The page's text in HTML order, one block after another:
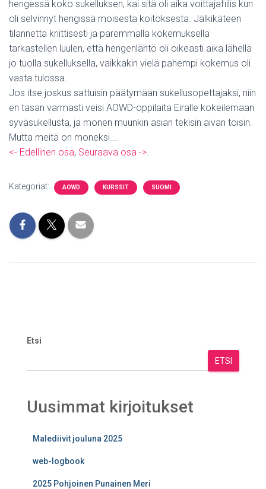
hengessä koko sukelluksen, kai sitä oli aika voittajafiilis kun
oli selvinnyt hengissä moisesta koitoksesta. Jälkikäteen
tilannetta kriittisesti ja paremmalla kokemuksella
tarkastellen luulen, että hengenlähtö oli oikeasti aika lähellä
jo tuolla sukelluksella, vaikkakin vielä pahempi kokemus oli
vasta tulossa.
Jos itse joskus sattuisin päätymään sukellusopettajaksi, niin
en tasan varmasti veisi AOWD-oppilaita Eiralle kokeilemaan
syväsukellusta, ja monen muunkin asian tekisin aivan toisin.
Mutta meitä on moneksi….
<- Edellinen osa, Seuraava osa ->.
Kategoriat: AOWD KURSSIT SUOMI
Etsi
ETSI
Uusimmat kirjoitukset
Malediivit jouluna 2025
web-logbook
2025 Pohjoinen Punainen Meri